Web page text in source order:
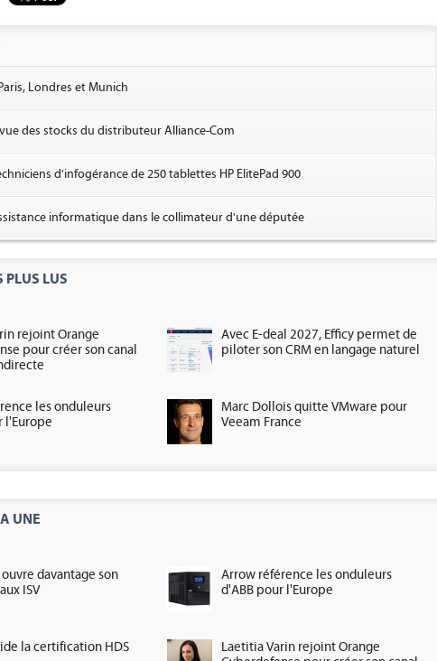
Londres et Munich
des stocks du distributeur Alliance-Com
d'infogérance de 250 tablettes HP ElitePad 900
informatique dans le collimateur d'une députée
PLUS LUS
rejoint Orange
pour créer son canal
Avec E-deal 2027, Efficy permet de
piloter son CRM en langage naturel
les onduleurs
l'Europe
Marc Dollois quitte VMware pour
Veeam France
UNE
davantage son
ISV
Arrow référence les onduleurs
d'ABB pour l'Europe
la certification HDS
Laetitia Varin rejoint Orange